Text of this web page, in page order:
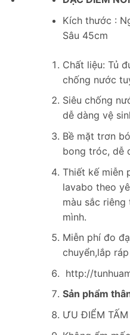
Kích thước :
Sâu 45cm
Chất liệu: Tủ
chống nước
Siêu chống
dễ dàng vệ
Bề mặt trơn
bong tróc, dễ
Thiết kế miễn
lavabo theo
màu sắc
mình.
Miễn phí đo
chuyển,lắp
http://
Sản phẩm
ƯU ĐIỂM